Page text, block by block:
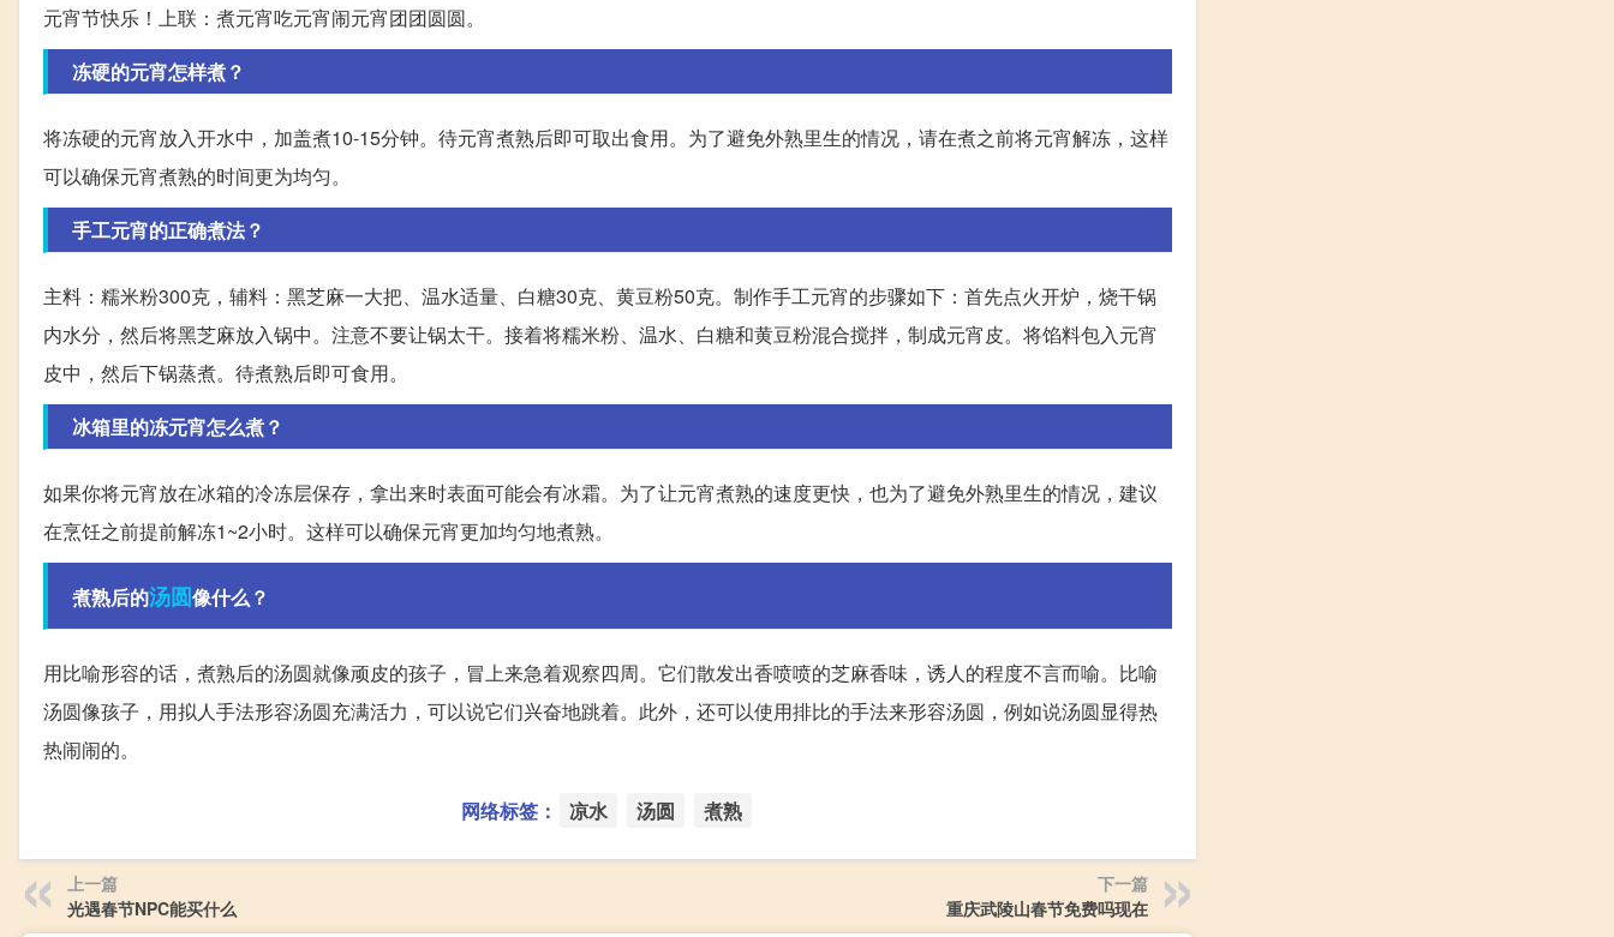
元宵节快乐！上联：煮元宵吃元宵闹元宵团团圆圆。
冻硬的元宵怎样煮？
将冻硬的元宵放入开水中，加盖煮10-15分钟。待元宵煮熟后即可取出食用。为了避免外熟里生的情况，请在煮之前将元宵解冻，这样
可以确保元宵煮熟的时间更为均匀。
手工元宵的正确煮法？
主料：糯米粉300克，辅料：黑芝麻一大把、温水适量、白糖30克、黄豆粉50克。制作手工元宵的步骤如下：首先点火开炉，烧干锅
内水分，然后将黑芝麻放入锅中。注意不要让锅太干。接着将糯米粉、温水、白糖和黄豆粉混合搅拌，制成元宵皮。将馅料包入元宵
皮中，然后下锅蒸煮。待煮熟后即可食用。
冰箱里的冻元宵怎么煮？
如果你将元宵放在冰箱的冷冻层保存，拿出来时表面可能会有冰霜。为了让元宵煮熟的速度更快，也为了避免外熟里生的情况，建议
在烹饪之前提前解冻1~2小时。这样可以确保元宵更加均匀地煮熟。
煮熟后的汤圆像什么？
用比喻形容的话，煮熟后的汤圆就像顽皮的孩子，冒上来急着观察四周。它们散发出香喷喷的芝麻香味，诱人的程度不言而喻。比喻
汤圆像孩子，用拟人手法形容汤圆充满活力，可以说它们兴奋地跳着。此外，还可以使用排比的手法来形容汤圆，例如说汤圆显得热
热闹闹的。
网络标签： 凉水 汤圆 煮熟
上一篇
光遇春节NPC能买什么
下一篇
重庆武陵山春节免费吗现在